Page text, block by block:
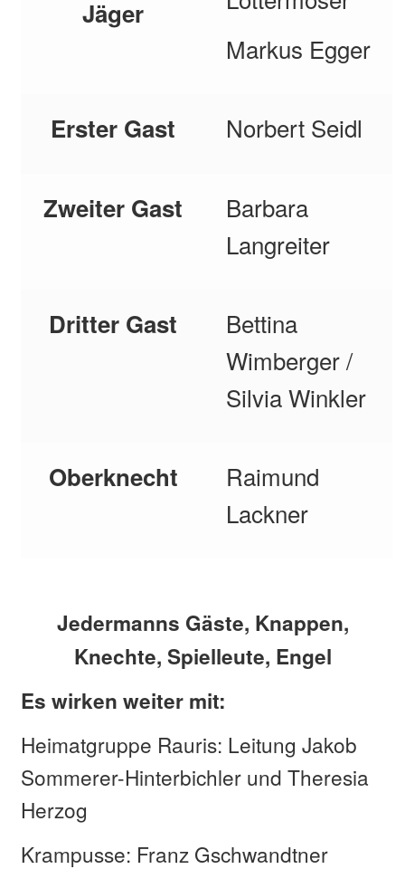
Jäger
Markus Egger
Erster Gast Norbert Seidl
Zweiter Gast
Barbara
Langreiter
Dritter Gast
Bettina
Wimberger /
Silvia Winkler
Oberknecht
Raimund
Lackner
Jedermanns Gäste, Knappen,
Knechte, Spielleute, Engel
Es wirken weiter mit:
Heimatgruppe Rauris: Leitung Jakob
Sommerer-Hinterbichler und Theresia
Herzog
Krampusse: Franz Gschwandtner